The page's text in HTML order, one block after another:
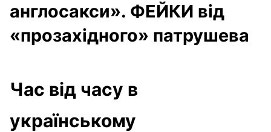
англосакси». ФЕЙКИ від
«прозахідного» патрушева
Час від часу в
українському